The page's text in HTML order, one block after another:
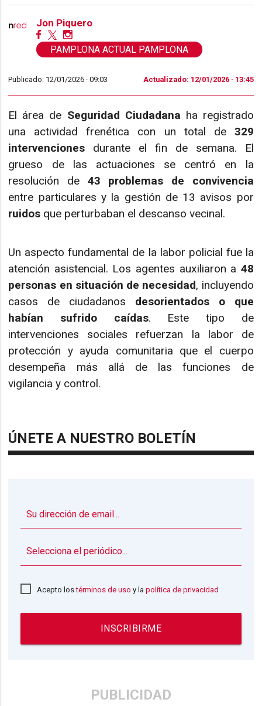
Jon Piquero
PAMPLONA ACTUAL PAMPLONA
Publicado: 12/01/2026 ·09:03 Actualizado: 12/01/2026 · 13:45
El área de Seguridad Ciudadana ha registrado
una actividad frenética con un total de 329
intervenciones durante el fin de semana. El
grueso de las actuaciones se centró en la
resolución de 43 problemas de convivencia
entre particulares y la gestión de 13 avisos por
ruidos que perturbaban el descanso vecinal.
Un aspecto fundamental de la labor policial fue la
atención asistencial. Los agentes auxiliaron a 48
personas en situación de necesidad, incluyendo
casos de ciudadanos desorientados o que
habían sufrido caídas. Este tipo de
intervenciones sociales refuerzan la labor de
protección y ayuda comunitaria que el cuerpo
desempeña más allá de las funciones de
vigilancia y control.
ÚNETE A NUESTRO BOLETÍN
Acepto lostérminos de uso y lapolítica de privacidad
INSCRIBIRME
PUBLICIDAD